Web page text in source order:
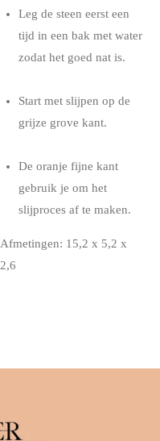
Leg de steen eerst een
tijd in een bak met water
zodat het goed nat is.
Start met slijpen op de
grijze grove kant.
De oranje fijne kant
gebruik je om het
slijproces af te maken.
Afmetingen: 15,2 x 5,2 x
2,6